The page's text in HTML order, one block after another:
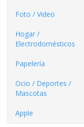
Foto / Video
Hogar /
Electrodomésticos
Papelería
Ocio / Deportes /
Mascotas
Apple